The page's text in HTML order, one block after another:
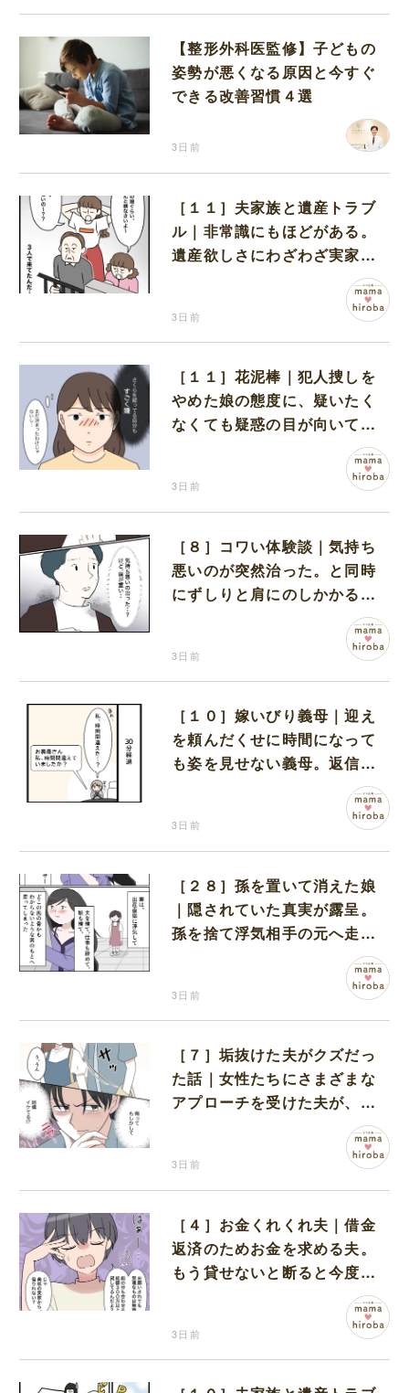
【整形外科医監修】子どもの
姿勢が悪くなる原因と今すぐ
できる改善習慣４選
3日前
［１１］夫家族と遺産トラブ
ル｜非常識にもほどがある。
遺産欲しさにわざわざ実家に
まで押しかけてきた義家族
3日前
［１１］花泥棒｜犯人捜しを
やめた娘の態度に、疑いたく
なくても疑惑の目が向いてし
3日前
［８］コワい体験談｜気持ち
悪いのが突然治った。と同時
にずしりと肩にのしかかる重
3日前
［１０］嫁いびり義母｜迎え
を頼んだくせに時間になって
も姿を見せない義母。返信す
らなく不安な時間を過ごす
3日前
［２８］孫を置いて消えた娘
｜隠されていた真実が露呈。
孫を捨て浮気相手の元へ走り
3日前
［７］垢抜けた夫がクズだっ
た話｜女性たちにさまざまな
アプローチを受けた夫が、垢
抜け効果をジワジワと実感し
3日前
［４］お金くれくれ夫｜借金
返済のためお金を求める夫。
もう貸せないと断ると今度は
3日前